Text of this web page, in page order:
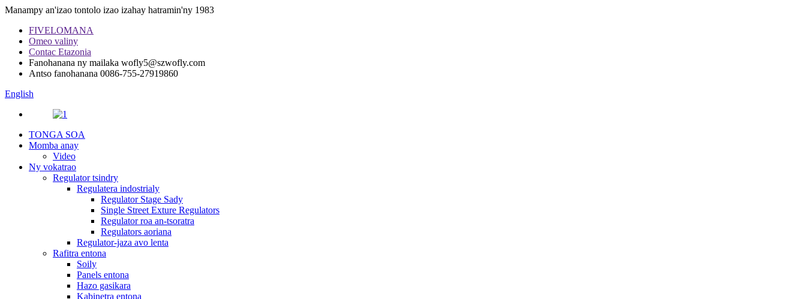
Manampy an'izao tontolo izao izahay hatramin'ny 1983
FIVELOMANA
Omeo valiny
Contac Etazonia
Fanohanana ny mailaka wofly5@szwofly.com
Antso fanohanana 0086-755-27919860
English
TONGA SOA
Momba anay
Video
Ny vokatrao
Regulator tsindry
Regulatera indostrialy
Regulator Stage Sady
Single Street Exture Regulators
Regulator roa an-tsoratra
Regulators aoriana
Regulator-jaza avo lenta
Rafitra entona
Soily
Panels entona
Hazo gasikara
Kabinetra entona